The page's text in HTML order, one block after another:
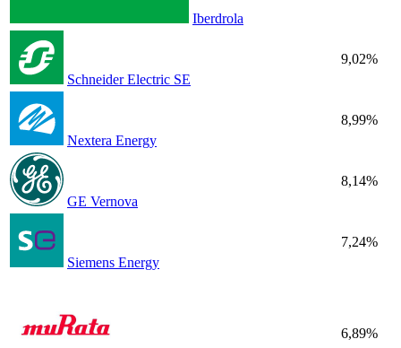
Iberdrola
Schneider Electric SE
9,02%
Nextera Energy
8,99%
GE Vernova
8,14%
Siemens Energy
7,24%
6,89%